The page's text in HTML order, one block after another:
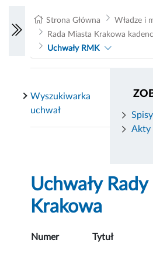
Strona Główna
Władze i
Rada Miasta Krakowa
Uchwały RMK
Akty
Wyszukiwarka
uchwał
Uchwały
Krakowa
Numer Tytuł